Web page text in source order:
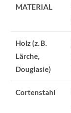
MATERIAL
Holz (z. B.
Lärche,
Douglasie)
Cortenstahl